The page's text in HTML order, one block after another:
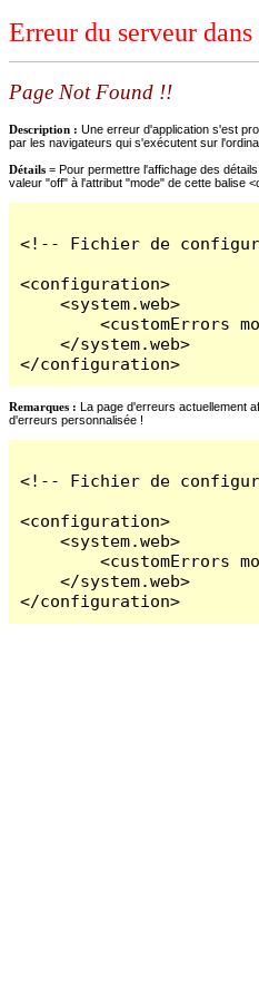
Erreur du serveur
Page Not Found !!
Description : Une erreur d'application s'est
par les navigateurs qui s'exécutent sur
Détails = Pour permettre l'affichage des
valeur "off" à l'attribut "mode" de cette balise
<!-- Fichier de
<configuration>
    <system.web>
<customErrors
    </system.web>
</configuration>
Remarques : La page d'erreurs actuellement
d'erreurs personnalisée !
<!-- Fichier de
<configuration>
    <system.web>
<customErrors
    </system.web>
</configuration>